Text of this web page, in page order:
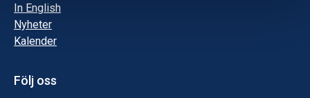
In English
Nyheter
Kalender
Följ oss